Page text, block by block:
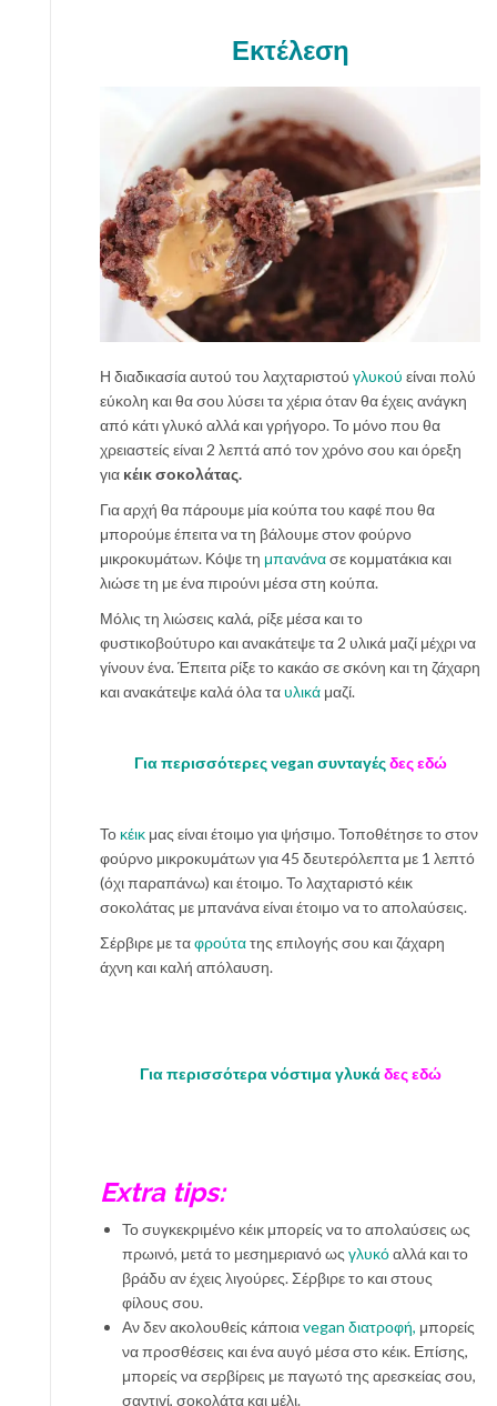
Εκτέλεση
Η διαδικασία αυτού του λαχταριστού γλυκού είναι πολύ
εύκολη και θα σου λύσει τα χέρια όταν θα έχεις ανάγκη
από κάτι γλυκό αλλά και γρήγορο. Το μόνο που θα
χρειαστείς είναι 2 λεπτά από τον χρόνο σου και όρεξη
για κέικ σοκολάτας.
Για αρχή θα πάρουμε μία κούπα του καφέ που θα
μπορούμε έπειτα να τη βάλουμε στον φούρνο
μικροκυμάτων. Κόψε τη μπανάνασε κομματάκια και
λιώσε τη με ένα πιρούνι μέσα στη κούπα.
Μόλις τη λιώσεις καλά, ρίξε μέσα και το
φυστικοβούτυρο και ανακάτεψε τα 2 υλικά μαζί μέχρι να
γίνουν ένα. Έπειτα ρίξε το κακάο σε σκόνη και τη ζάχαρη
και ανακάτεψε καλά όλα ταυλικά μαζί.
Για περισσότερες vegan συνταγέςδες εδώ
Το κέικ μας είναι έτοιμο για ψήσιμο. Τοποθέτησε το στον
φούρνο μικροκυμάτων για 45 δευτερόλεπτα με 1 λεπτό
(όχι παραπάνω) και έτοιμο. Το λαχταριστό κέικ
σοκολάτας με μπανάνα είναι έτοιμο να το απολαύσεις.
Σέρβιρε με ταφρούτατης επιλογής σου και ζάχαρη
άχνη και καλή απόλαυση.
Για περισσότερα νόστιμα γλυκάδες εδώ
Extra tips:
Το συγκεκριμένο κέικ μπορείς να το απολαύσεις ως
πρωινό, μετά το μεσημεριανό ως γλυκόαλλά και το
βράδυ αν έχεις λιγούρες. Σέρβιρε το και στους
φίλους σου.
Αν δεν ακολουθείς κάποιαvegan διατροφή, μπορείς
να προσθέσεις και ένα αυγό μέσα στο κέικ. Επίσης,
μπορείς να σερβίρεις με παγωτό της αρεσκείας σου,
σαντιγί, σοκολάτα και μέλι.